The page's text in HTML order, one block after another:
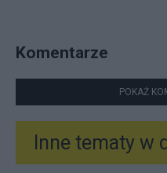
Komentarze
POKAŻ
Inne tematy w